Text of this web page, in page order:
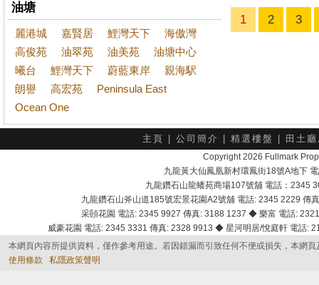
油塘
麗港城 嘉賢居 鯉灣天下
海傲灣
高俊苑
油翠苑 油美苑
油塘中心
曦台
鯉灣天下 蔚藍東岸
親海駅
朗譽
高宏苑
Peninsula East
Ocean One
1 2 3
主頁 公司簡介 精選樓盤 田土
Copyright 2026 Fullmark
九龍黃大仙鳳凰新村環鳳街18號A地下
九龍鑽石山龍蟠苑商場107號舖 電話：2345
九龍鑽石山斧山道185號宏景花園A2號舖 電話: 2345 2229
采頣花園 電話: 2345 9927 傳真: 3188 1237 ◆ 樂富 電話:
威豪花園 電話: 2345 3331 傳真: 2328 9913 ◆ 星河明居/悅庭軒 電話
本網頁內容所提供資料，僅作參考用途。若因錯漏而引致任何不便或損失，本網
使用條款
私隱政策聲明